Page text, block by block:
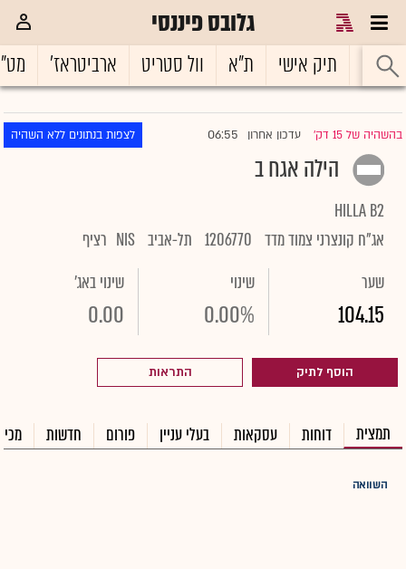
גלובס פיננסי
ראשי תיק אישי ת"א וול סטריט ארביטראז'
בהשהיה של 15 דק' |עדכון אחרון 06:55 לצפות בנתונים ללא השהיה
הילה אגח ב
HILLA B2
אג"ח קונצרני צמוד מדד 1206770 תל-אביב NIS רציף
שער
104.15
שינוי
0.00%
שינוי באג'
0.00
הוסף לתיק התראות
תמצית דוחות עסקאות בעלי עניין פורום חדשות
השוואה